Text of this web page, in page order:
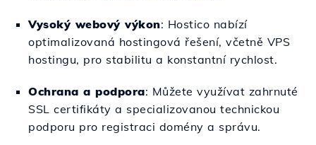
Vysoký webový výkon: Hostico nabízí
optimalizovaná hostingová řešení, včetně VPS
hostingu, pro stabilitu a konstantní rychlost.
Ochrana a podpora: Můžete využívat zahrnuté
SSL certifikáty a specializovanou technickou
podporu pro registraci domény a správu.